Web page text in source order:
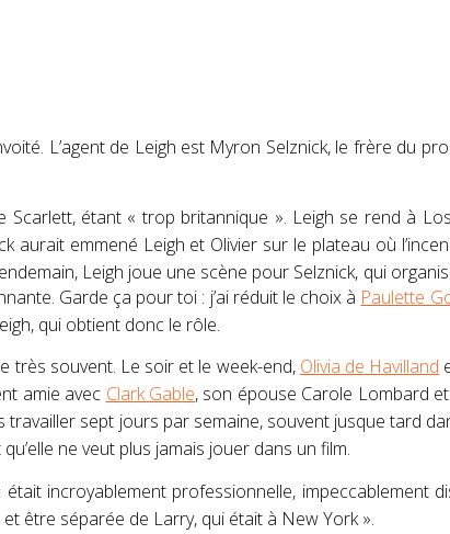
. L’agent de Leigh est Myron Selznick, le frère du
Scarlett, étant « trop britannique ». Leigh se rend à
aurait emmené Leigh et Olivier sur le plateau où
Leigh joue une scène pour Selznick, qui
Garde ça pour toi : j’ai réduit le choix à Paulette
qui obtient donc le rôle.
très souvent. Le soir et le week-end, Olivia de Havilland
amie avec Clark Gable, son épouse Carole Lombard
travailler sept jours par semaine, souvent jusque tard
ne veut plus jamais jouer dans un film.
était incroyablement professionnelle, impeccablement
être séparée de Larry, qui était à New York».